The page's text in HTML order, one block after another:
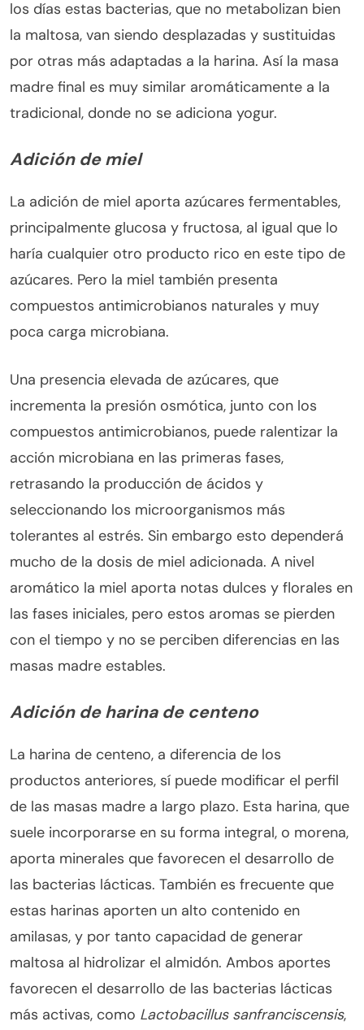
los días estas bacterias, que no metabolizan bien
la maltosa, van siendo desplazadas y sustituidas
por otras más adaptadas a la harina. Así la masa
madre final es muy similar aromáticamente a la
tradicional, donde no se adiciona yogur.
Adición de miel
La adición de miel aporta azúcares fermentables,
principalmente glucosa y fructosa, al igual que lo
haría cualquier otro producto rico en este tipo de
azúcares. Pero la miel también presenta
compuestos antimicrobianos naturales y muy
poca carga microbiana.
Una presencia elevada de azúcares, que
incrementa la presión osmótica, junto con los
compuestos antimicrobianos, puede ralentizar la
acción microbiana en las primeras fases,
retrasando la producción de ácidos y
seleccionando los microorganismos más
tolerantes al estrés. Sin embargo esto dependerá
mucho de la dosis de miel adicionada. A nivel
aromático la miel aporta notas dulces y florales en
las fases iniciales, pero estos aromas se pierden
con el tiempo y no se perciben diferencias en las
masas madre estables.
Adición de harina de centeno
La harina de centeno, a diferencia de los
productos anteriores, sí puede modificar el perfil
de las masas madre a largo plazo. Esta harina, que
suele incorporarse en su forma integral, o morena,
aporta minerales que favorecen el desarrollo de
las bacterias lácticas. También es frecuente que
estas harinas aporten un alto contenido en
amilasas, y por tanto capacidad de generar
maltosa al hidrolizar el almidón. Ambos aportes
favorecen el desarrollo de las bacterias lácticas
más activas, como Lactobacillus sanfranciscensis,